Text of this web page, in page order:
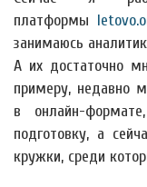
платформы
занимаюсь
А их достаточно
примеру, недавно
в онлайн-
подготовку, а
кружки, среди